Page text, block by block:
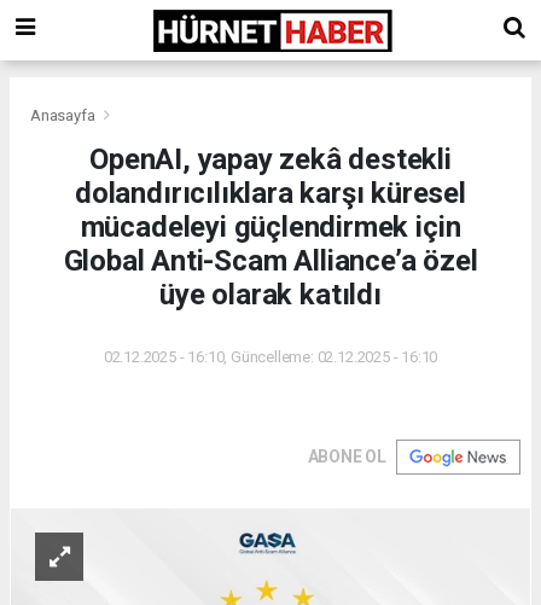
Anasayfa
OpenAI, yapay zekâ destekli
dolandırıcılıklara karşı küresel
mücadeleyi güçlendirmek için
Global Anti-Scam Alliance’a özel
üye olarak katıldı
02.12.2025 - 16:10, Güncelleme: 02.12.2025 - 16:10
ABONE OL